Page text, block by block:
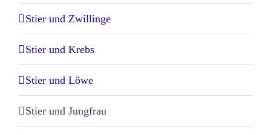
Stier und Zwillinge
Stier und Krebs
Stier und Löwe
Stier und Jungfrau